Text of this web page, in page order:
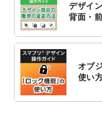
2022/10/1
2023
2022/9/21
コン
2022/9/5
年賀
2022/9/5
喪中
デザイ
背面・
オブ
使い